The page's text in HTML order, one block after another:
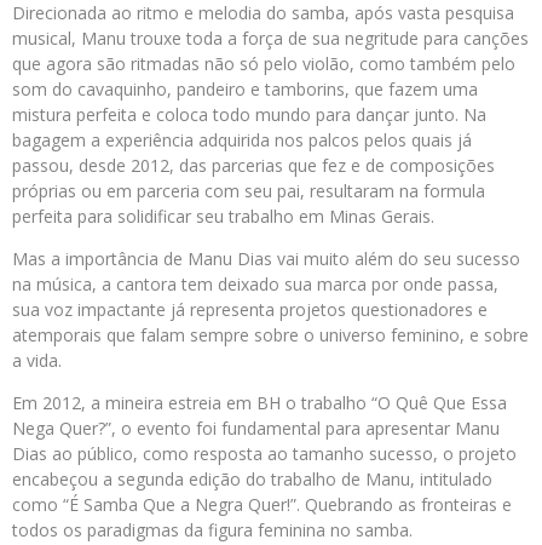
Direcionada ao ritmo e melodia do samba, após vasta pesquisa
musical, Manu trouxe toda a força de sua negritude para canções
que agora são ritmadas não só pelo violão, como também pelo
som do cavaquinho, pandeiro e tamborins, que fazem uma
mistura perfeita e coloca todo mundo para dançar junto. Na
bagagem a experiência adquirida nos palcos pelos quais já
passou, desde 2012, das parcerias que fez e de composições
próprias ou em parceria com seu pai, resultaram na formula
perfeita para solidificar seu trabalho em Minas Gerais.
Mas a importância de Manu Dias vai muito além do seu sucesso
na música, a cantora tem deixado sua marca por onde passa,
sua voz impactante já representa projetos questionadores e
atemporais que falam sempre sobre o universo feminino, e sobre
a vida.
Em 2012, a mineira estreia em BH o trabalho “O Quê Que Essa
Nega Quer?”, o evento foi fundamental para apresentar Manu
Dias ao público, como resposta ao tamanho sucesso, o projeto
encabeçou a segunda edição do trabalho de Manu, intitulado
como “É Samba Que a Negra Quer!”. Quebrando as fronteiras e
todos os paradigmas da figura feminina no samba.